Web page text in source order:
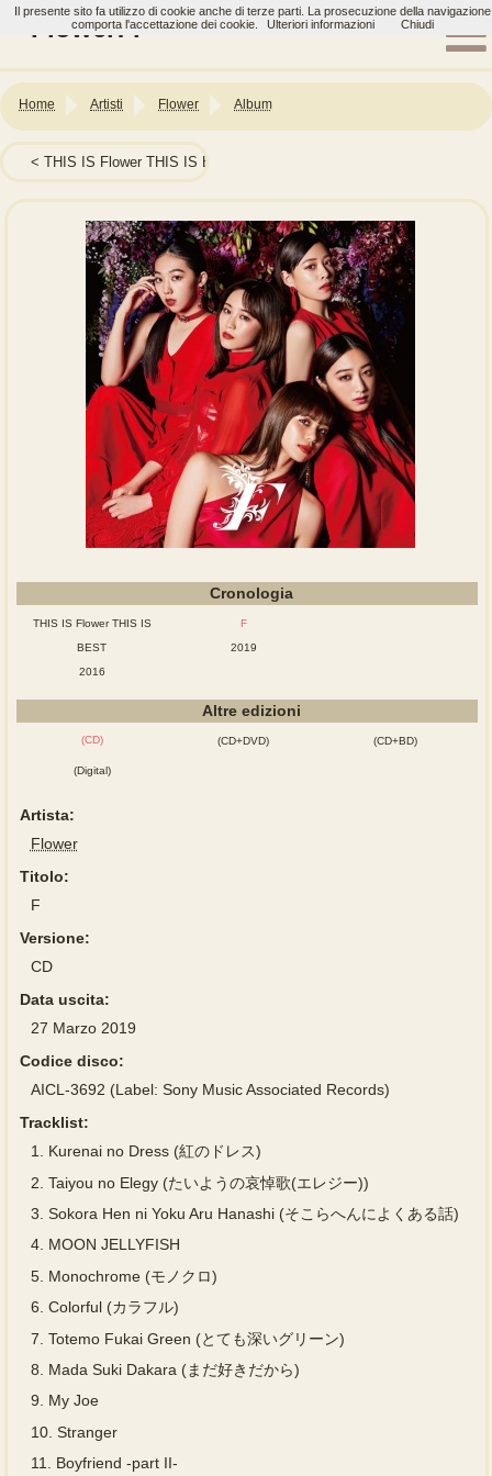
Flower: F
Home Artisti Flower Album
THIS IS Flower THIS IS BEST
Cronologia
THIS IS Flower THIS IS
BEST
2016
F
2019
Altre edizioni
(CD) (CD+DVD) (CD+BD)
(Digital)
Artista:
Flower
Titolo:
F
Versione:
CD
Data uscita:
27 Marzo 2019
Codice disco:
AICL-3692 (Label: Sony Music Associated Records)
Tracklist:
1.
Kurenai no Dress (紅のドレス)
2. Taiyou no Elegy (たいようの哀悼歌(エレジー))
3. Sokora Hen ni Yoku Aru Hanashi (そこらへんによくある話)
4. MOON JELLYFISH
5. Monochrome (モノクロ)
6. Colorful (カラフル)
7. Totemo Fukai Green (とても深いグリーン)
8.
Mada Suki Dakara (まだ好きだから)
9. My Joe
10. Stranger
11.
Boyfriend -part II-
Il presente sito fa utilizzo di cookie anche di terze parti. La prosecuzione della navigazione
comporta l'accettazione dei cookie.
Ulteriori informazioni Chiudi